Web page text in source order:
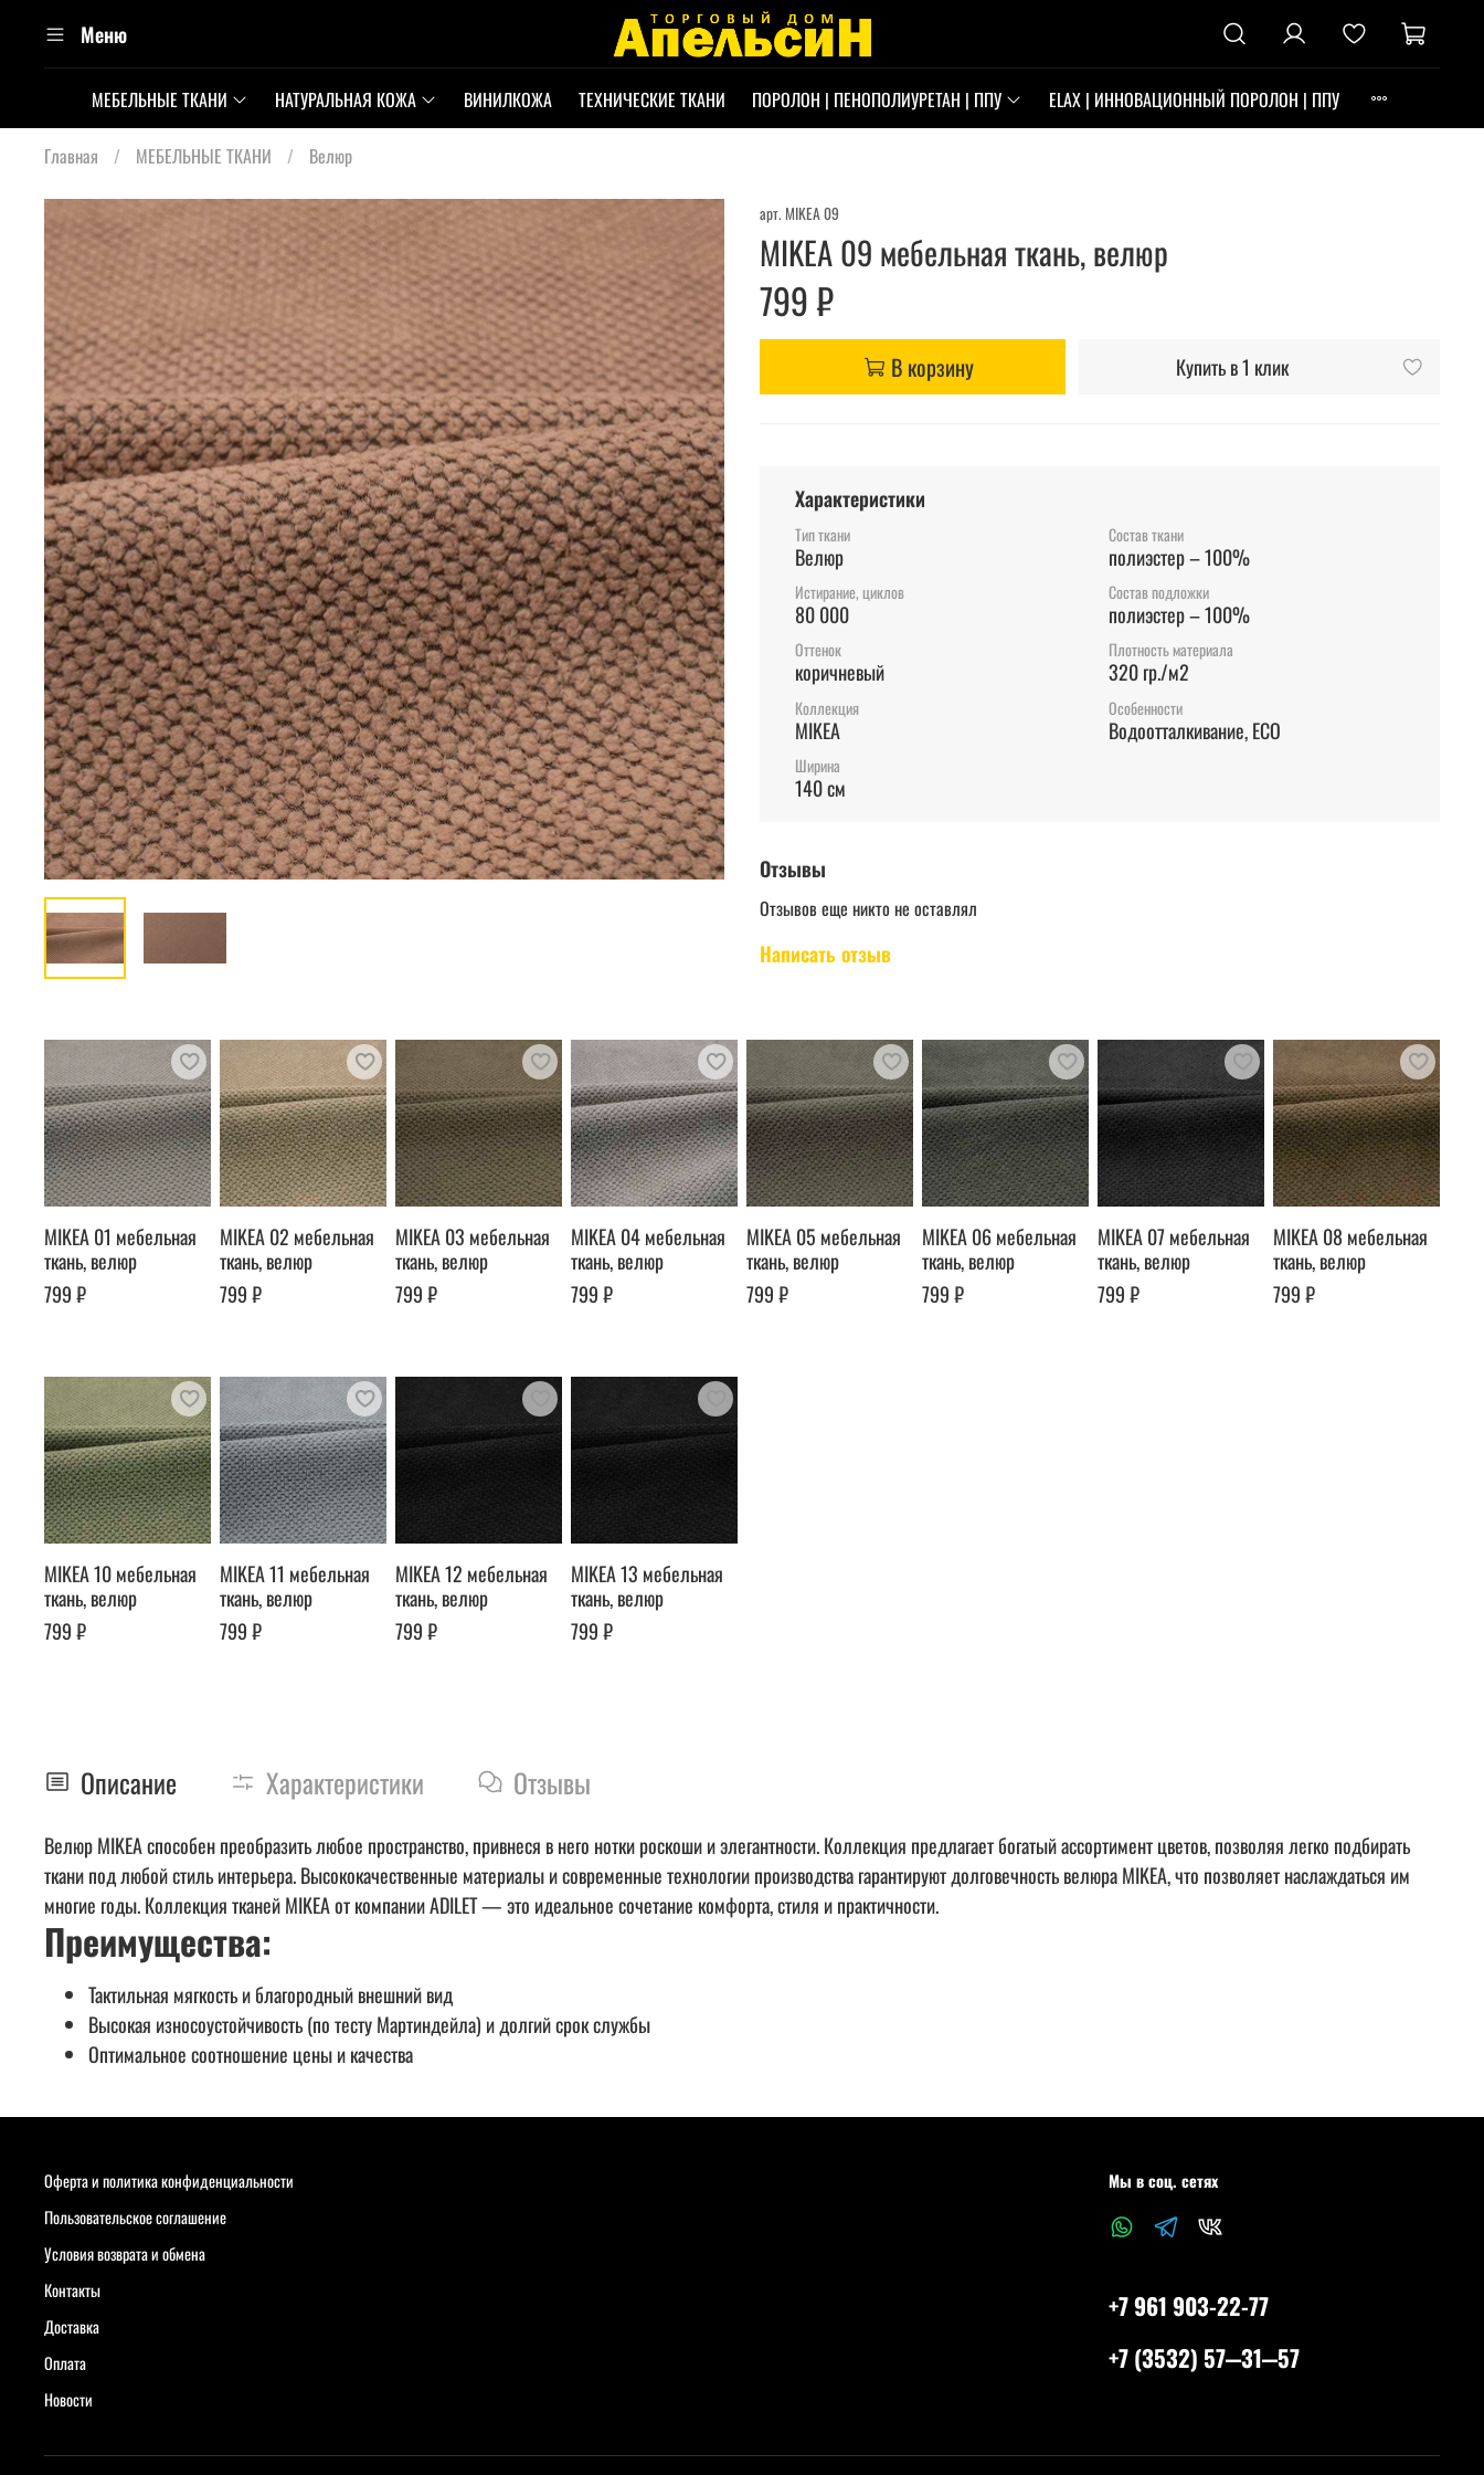
Меню
МЕБЕЛЬНЫЕ ТКАНИ НАТУРАЛЬНАЯ КОЖА ВИНИЛКОЖА ТЕХНИЧЕСКИЕ ТКАНИ ПОРОЛОН | ПЕНОПОЛИУРЕТАН | ППУ ELAX | ИННОВАЦИОННЫЙ ПОРОЛОН | ППУ
Главная МЕБЕЛЬНЫЕ ТКАНИ Велюр
арт. MIKEA 09
MIKEA 09 мебельная ткань, велюр
799 ₽
В корзину Купить в 1 клик
Характеристики
Тип ткани
Велюр
Состав ткани
полиэстер – 100%
Истирание, циклов
80 000
Состав подложки
полиэстер – 100%
Оттенок
коричневый
Плотность материала
320 гр./м2
Коллекция
MIKEA
Особенности
Водоотталкивание, ECO
Ширина
140 см
Отзывы
Отзывов еще никто не оставлял
Написать отзыв
MIKEA 01 мебельная
ткань, велюр
799 ₽
MIKEA 02 мебельная
ткань, велюр
799 ₽
MIKEA 03 мебельная
ткань, велюр
799 ₽
MIKEA 04 мебельная
ткань, велюр
799 ₽
MIKEA 05 мебельная
ткань, велюр
799 ₽
MIKEA 06 мебельная
ткань, велюр
799 ₽
MIKEA 07 мебельная
ткань, велюр
799 ₽
MIKEA 08 мебельная
ткань, велюр
799 ₽
MIKEA 10 мебельная
ткань, велюр
799 ₽
MIKEA 11 мебельная
ткань, велюр
799 ₽
MIKEA 12 мебельная
ткань, велюр
799 ₽
MIKEA 13 мебельная
ткань, велюр
799 ₽
Описание Характеристики Отзывы
Велюр MIKEA способен преобразить любое пространство, привнеся в него нотки роскоши и элегантности. Коллекция предлагает богатый ассортимент цветов, позволяя легко подбирать
ткани под любой стиль интерьера. Высококачественные материалы и современные технологии производства гарантируют долговечность велюра MIKEA, что позволяет наслаждаться им
многие годы. Коллекция тканей MIKEA от компании ADILET — это идеальное сочетание комфорта, стиля и практичности.
Преимущества:
Тактильная мягкость и благородный внешний вид
Высокая износоустойчивость (по тесту Мартиндейла) и долгий срок службы
Оптимальное соотношение цены и качества
Оферта и политика конфиденциальности
Пользовательское соглашение
Условия возврата и обмена
Контакты
Доставка
Оплата
Новости
Мы в соц. сетях
+7 961 903-22-77
+7 (3532) 57‒31‒57